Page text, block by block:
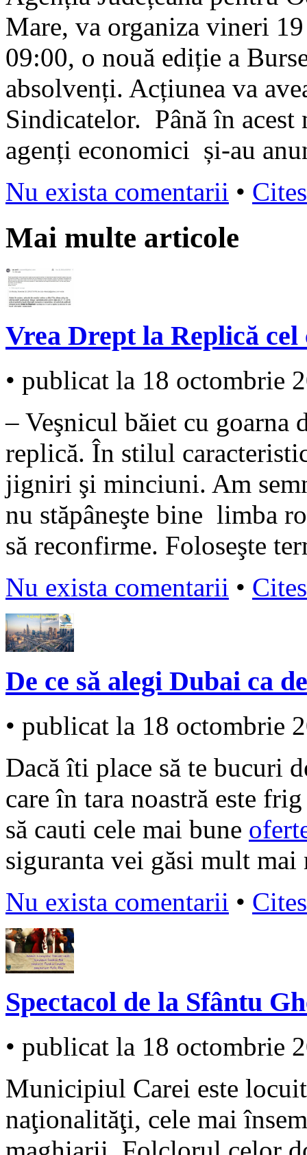
Mare, va organiza vineri
09:00, o nouă ediție a
absolvenți. Acțiunea va
Sindicatelor. Până în acest
agenți economici și-au
Nu exista comentarii •
Mai multe articole
Vrea Drept la Replică
• publicat la 18 octombrie
– Veşnicul băiet cu goarna
replică. În stilul
jigniri şi minciuni. Am
nu stăpâneşte bine limba
să reconfirme. Foloseşte
Nu exista comentarii •
De ce să alegi Dubai ca
• publicat la 18 octombrie
Dacă îti place să te bucuri
care în tara noastră este
să cauti cele mai bune
siguranta vei găsi mult mai
Nu exista comentarii •
Spectacol de la Sfântu
• publicat la 18 octombrie
Municipiul Carei este
naţionalităţi, cele mai